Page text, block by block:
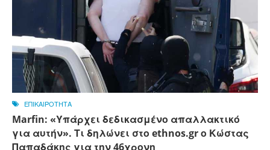
ΕΠΙΚΑΙΡΟΤΗΤΑ
Marfin: «Υπάρχει δεδικασμένο απαλλακτικό
για αυτήν». Τι δηλώνει στο ethnos.gr ο Κώστας
Παπαδάκης για την 46χρονη